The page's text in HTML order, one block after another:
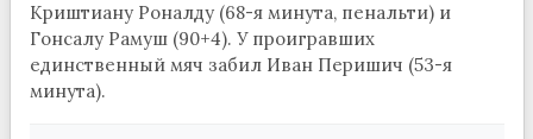
Криштиану Роналду (68-я минута, пенальти) и
Гонсалу Рамуш (90+4). У проигравших
единственный мяч забил Иван Перишич (53-я
минута).